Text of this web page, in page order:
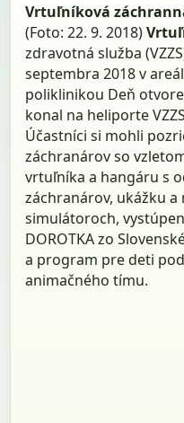
Vrtuľníková
(Foto: 22. 9. 2018)
zdravotná služba
septembra 2018 v
poliklinikou Deň
konal na heliporte
Účastníci si mohli
záchranárov so
vrtuľníka a hangáru s
záchranárov, ukážku a
simulátoroch,
DOROTKA zo
a program pre deti
animačného tímu.